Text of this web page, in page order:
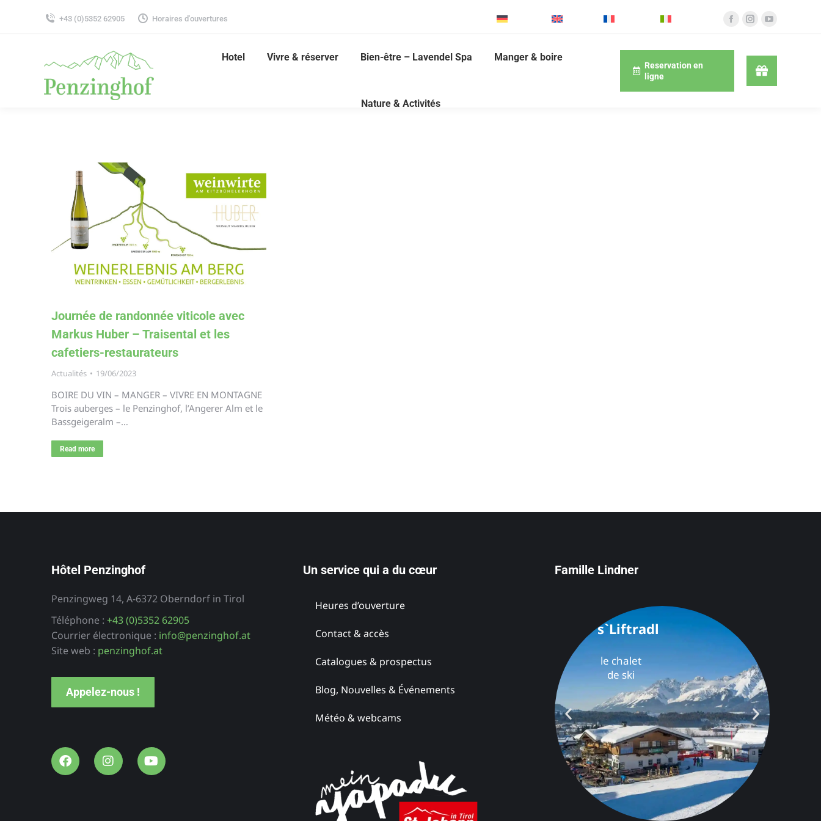
+43 (0)5352 62905 Horaires d'ouvertures
Hotel Vivre & réserver Bien-être – Lavendel Spa Manger & boire
Nature & Activités
Reservation en
ligne
Journée de randonnée viticole avec
Markus Huber – Traisental et les
cafetiers-restaurateurs
Actualités 19/06/2023
BOIRE DU VIN – MANGER – VIVRE EN MONTAGNE
Trois auberges – le Penzinghof, l’Angerer Alm et le
Bassgeigeralm –…
Read more
Hôtel Penzinghof
Penzingweg 14, A-6372 Oberndorf in Tirol
Téléphone : +43 (0)5352 62905
Courrier électronique : info@penzinghof.at
Site web : penzinghof.at
Appelez-nous !
Un service qui a du cœur
Heures d’ouverture
Contact & accès
Catalogues & prospectus
Blog, Nouvelles & Événements
Météo & webcams
Famille Lindner
Hôtel
Örtlerhof
s`Liftradl
le chalet
de ski